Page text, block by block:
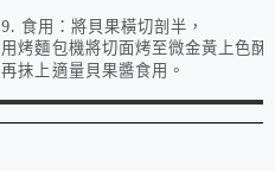
9. 食用：將貝果橫切剖半，
用烤麵包機將切面烤至微金黃上色酥
再抹上適量貝果醬食用。